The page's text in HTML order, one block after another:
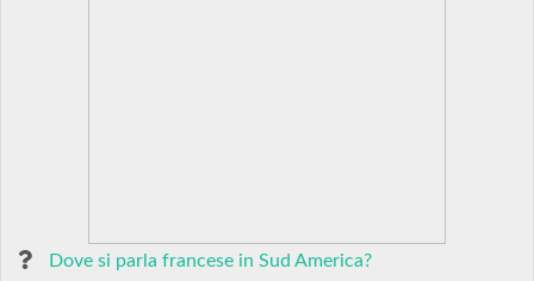
Dove si parla francese in Sud America?